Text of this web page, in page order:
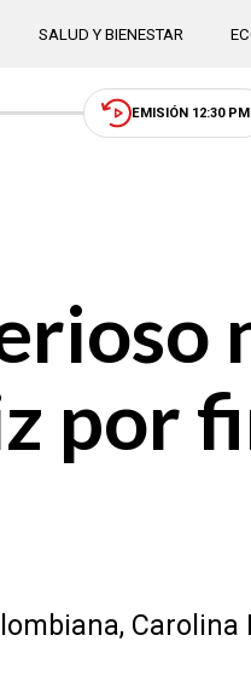
SALUD Y BIENESTAR
EMISIÓN 12:30 PM
por